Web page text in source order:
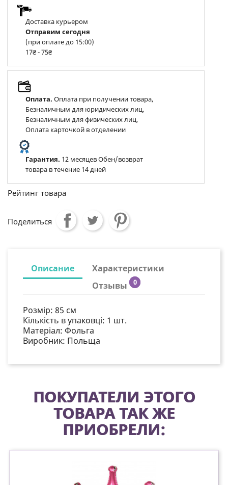
Доставка курьером
Отправим сегодня
(при оплате до 15:00)
17₴ - 75₴
Оплата. Оплата при получении товара,
Безналичным для юридических лиц,
Безналичным для физических лиц,
Оплата карточкой в отделении
Гарантия. 12 месяцев Обен/возврат
товара в течение 14 дней
Рейтинг товара
Поделиться
Описание
Характеристики
Отзывы
0
Розмір: 85 см
Кількість в упаковці: 1 шт.
Матеріал: Фольга
Виробник: Польща
ПОКУПАТЕЛИ ЭТОГО
ТОВАРА ТАК ЖЕ
ПРИОБРЕЛИ: